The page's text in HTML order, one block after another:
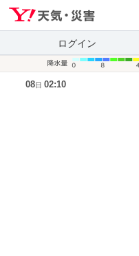
ログイン
08日 02:10